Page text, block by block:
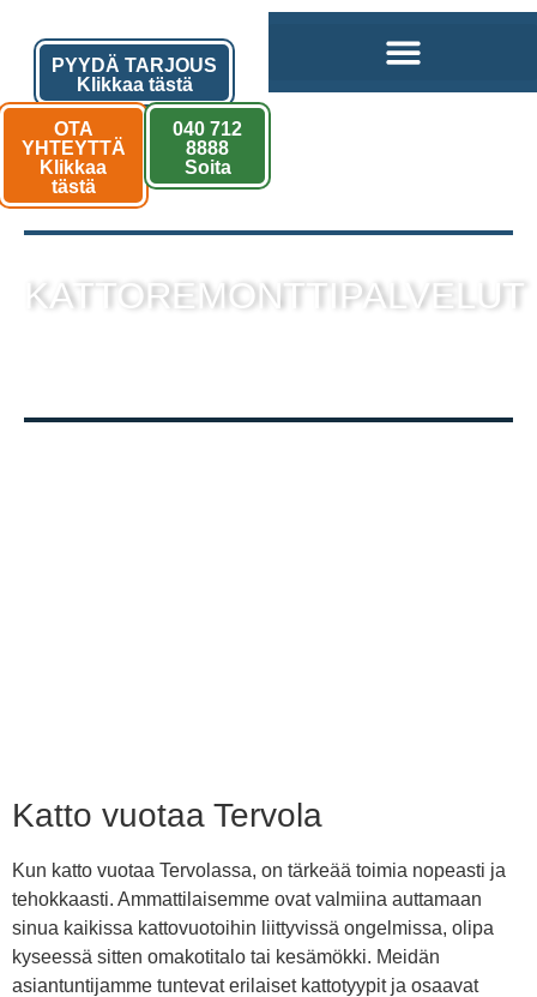
PYYDÄ TARJOUS
Klikkaa tästä
OTA
YHTEYTTÄ
Klikkaa
tästä
040 712
8888
Soita
KATTOREMONTTIPALVELUT
Katto vuotaa Tervola
Kun katto vuotaa Tervolassa, on tärkeää toimia nopeasti ja
tehokkaasti. Ammattilaisemme ovat valmiina auttamaan
sinua kaikissa kattovuotoihin liittyvissä ongelmissa, olipa
kyseessä sitten omakotitalo tai kesämökki. Meidän
asiantuntijamme tuntevat erilaiset kattotyypit ja osaavat